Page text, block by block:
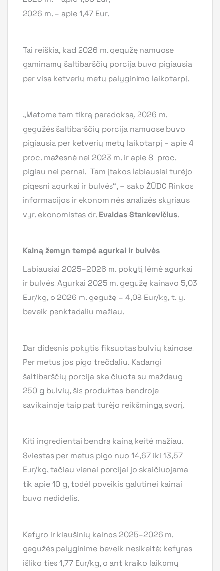
2026 m. – apie 1,47 Eur.
Tai reiškia, kad 2026 m. gegužę namuose
gaminamų šaltibarščių porcija buvo pigiausia
per visą ketverių metų palyginimo laikotarpį.
„Matome tam tikrą paradoksą. 2026 m.
gegužės šaltibarščių porcija namuose buvo
pigiausia per ketverių metų laikotarpį – apie 4
proc. mažesnė nei 2023 m. ir apie 8 proc.
pigiau nei pernai. Tam įtakos labiausiai turėjo
pigesni agurkai ir bulvės“, – sako ŽŪDC Rinkos
informacijos ir ekonominės analizės skyriaus
vyr. ekonomistas dr. Evaldas Stankevičius.
Kainą žemyn tempė agurkai ir bulvės
Labiausiai 2025–2026 m. pokytį lėmė agurkai
ir bulvės. Agurkai 2025 m. gegužę kainavo 5,03
Eur/kg, o 2026 m. gegužę – 4,08 Eur/kg, t. y.
beveik penktadaliu mažiau.
Dar didesnis pokytis fiksuotas bulvių kainose.
Per metus jos pigo trečdaliu. Kadangi
šaltibarščių porcija skaičiuota su maždaug
250 g bulvių, šis produktas bendroje
savikainoje taip pat turėjo reikšmingą svorį.
Kiti ingredientai bendrą kainą keitė mažiau.
Sviestas per metus pigo nuo 14,67 iki 13,57
Eur/kg, tačiau vienai porcijai jo skaičiuojama
tik apie 10 g, todėl poveikis galutinei kainai
buvo nedidelis.
Kefyro ir kiaušinių kainos 2025–2026 m.
gegužės palyginime beveik nesikeitė: kefyras
išliko ties 1,77 Eur/kg, o ant kraiko laikomų